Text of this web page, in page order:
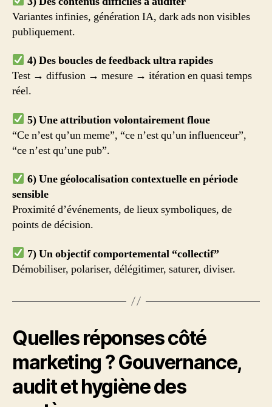
Variantes infinies, génération IA, dark ads non visibles
publiquement.
4) Des boucles de feedback ultra rapides
Test → diffusion → mesure → itération en quasi temps
réel.
5) Une attribution volontairement floue
“Ce n’est qu’un meme”, “ce n’est qu’un influenceur”,
“ce n’est qu’une pub”.
6) Une géolocalisation contextuelle en période
sensible
Proximité d’événements, de lieux symboliques, de
points de décision.
7) Un objectif comportemental “collectif”
Démobiliser, polariser, délégitimer, saturer, diviser.
Quelles réponses côté
marketing ? Gouvernance,
audit et hygiène des